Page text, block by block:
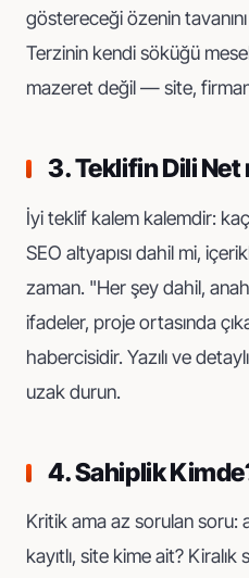
göstereceği özenin
Terzinin kendi söküğü
mazeret değil — site,
3. Teklifin Dili Net
İyi teklif kalem kalemdir:
SEO altyapısı dahil mi,
zaman. "Her şey dahil,
ifadeler, proje ortasında
habercisidir. Yazılı ve
uzak durun.
4. Sahiplik
Kritik ama az sorulan soru:
kayıtlı, site kime ait?